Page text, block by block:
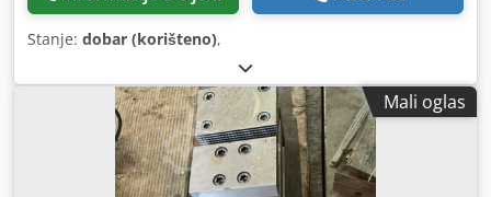
Stanje: dobar (korišteno),
Mali oglas